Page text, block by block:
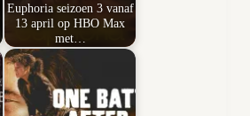
Euphoria seizoen 3 vanaf
13 april op HBO Max
met…